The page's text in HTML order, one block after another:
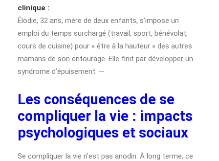
clinique :
Élodie, 32 ans, mère de deux enfants, s’impose un
emploi du temps surchargé (travail, sport, bénévolat,
cours de cuisine) pour « être à la hauteur » des autres
mamans de son entourage. Elle finit par développer un
syndrome d’épuisement. —
Les conséquences de se
compliquer la vie : impacts
psychologiques et sociaux
Se compliquer la vie n’est pas anodin. À long terme, ce